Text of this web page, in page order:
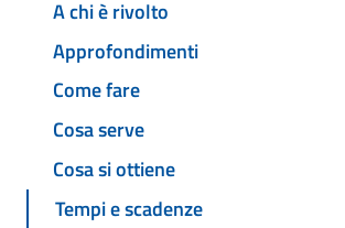
A chi è rivolto
Approfondimenti
Come fare
Cosa serve
Cosa si ottiene
Tempi e scadenze